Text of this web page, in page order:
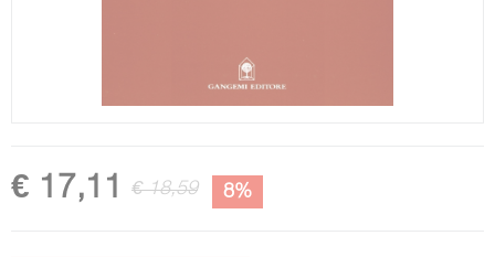
€ 17,11 € 18,59 8%